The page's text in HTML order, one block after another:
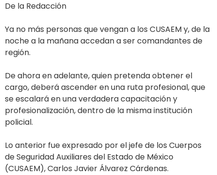
De la Redacción
Ya no más personas que vengan a los CUSAEM y, de la
noche a la mañana accedan a ser comandantes de
región.
De ahora en adelante, quien pretenda obtener el
cargo, deberá ascender en una ruta profesional, que
se escalará en una verdadera capacitación y
profesionalización, dentro de la misma institución
policial.
Lo anterior fue expresado por el jefe de los Cuerpos
de Seguridad Auxiliares del Estado de México
(CUSAEM), Carlos Javier Álvarez Cárdenas.